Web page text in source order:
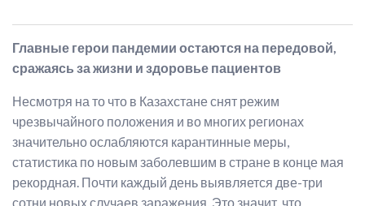
Главные герои пандемии остаются на передовой,
сражаясь за жизни и здоровье пациентов
Несмотря на то что в Казахстане снят режим
чрезвычайного положения и во многих регионах
значительно ослабляются карантинные меры,
статистика по новым заболевшим в стране в конце мая
рекордная. Почти каждый день выявляется две-три
сотни новых случаев заражения. Это значит, что